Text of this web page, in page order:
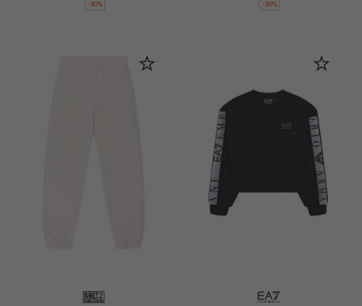
-30% -30%